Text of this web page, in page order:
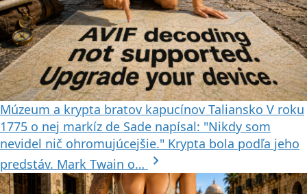
Múzeum a krypta bratov kapucínov Taliansko V roku
1775 o nej markíz de Sade napísal: "Nikdy som
nevidel nič ohromujúcejšie." Krypta bola podľa jeho
predstáv. Mark Twain o… chevron_right